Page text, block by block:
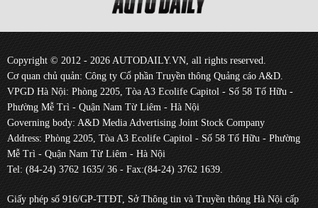
Copyright © 2012 - 2026 AUTODAILY.VN, all rights reserved.
Cơ quan chủ quản: Công ty Cổ phần Truyền thông Quảng cáo A&D.
VPGD Hà Nội: Phòng 2205, Tòa A3 Ecolife Capitol - Số 58 Tố Hữu -
Phường Mễ Trì - Quận Nam Từ Liêm - Hà Nội
Governing body: A&D Media Advertising Joint Stock Company
Address: Phòng 2205, Tòa A3 Ecolife Capitol - Số 58 Tố Hữu - Phường
Mễ Trì - Quận Nam Từ Liêm - Hà Nội
Tel: (84-24) 3762 1635/ 36 - Fax:(84-24) 3762 1639.
Giấy phép số 916/GP-TTĐT, Sở Thông tin và Truyền thông Hà Nội cấp